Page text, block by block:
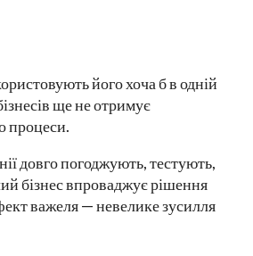
його хоча б в одній
ще не отримує
процеси.
довго погоджують, тестують,
бізнес впроваджує рішення
важеля — невелике зусилля